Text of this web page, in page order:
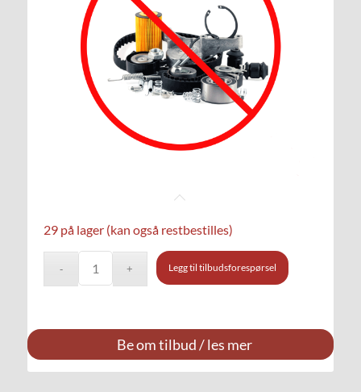
29 på lager (kan også restbestilles)
Legg til tilbudsforespørsel
Be om tilbud / les mer